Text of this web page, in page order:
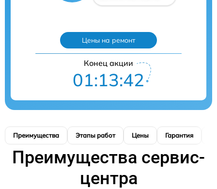
Цены на ремонт
Конец акции
01:13:41
Преимущества Этапы работ Цены Гарантия
Преимущества сервис-
центра